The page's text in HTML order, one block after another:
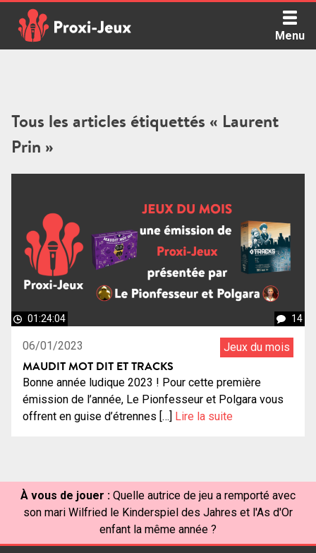
content
Menu
Tous les articles étiquettés « Laurent
Prin »
01:24:04 14
06/01/2023 Jeux du mois
MAUDIT MOT DIT ET TRACKS
Bonne année ludique 2023 ! Pour cette première
émission de l’année, Le Pionfesseur et Polgara vous
offrent en guise d’étrennes […] Lire la suite
À vous de jouer : Quelle autrice de jeu a remporté avec
son mari Wilfried le Kinderspiel des Jahres et l'As d'Or
enfant la même année ?